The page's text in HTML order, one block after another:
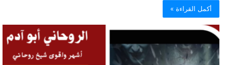
أكمل القراءة »